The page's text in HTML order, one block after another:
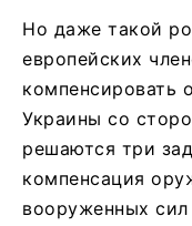
Но даже такой
европейских
компенсировать
Украины со
решаются три
компенсация
вооруженных сил